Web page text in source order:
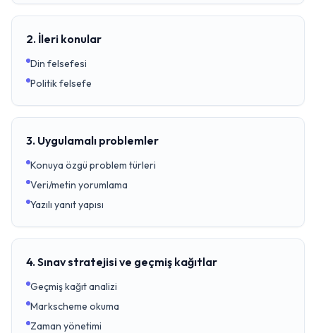
2. İleri konular
Din felsefesi
Politik felsefe
3. Uygulamalı problemler
Konuya özgü problem türleri
Veri/metin yorumlama
Yazılı yanıt yapısı
4. Sınav stratejisi ve geçmiş kağıtlar
Geçmiş kağıt analizi
Markscheme okuma
Zaman yönetimi